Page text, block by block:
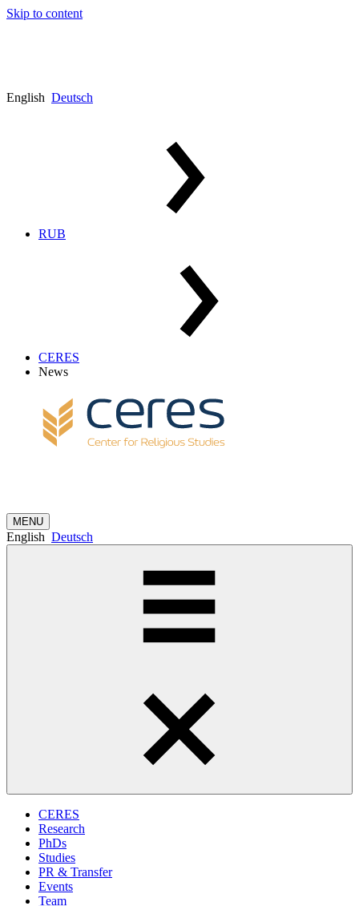
Skip to content
English Deutsch
RUB
CERES
News
MENU
English Deutsch
CERES
Research
PhDs
Studies
PR & Transfer
Events
Team